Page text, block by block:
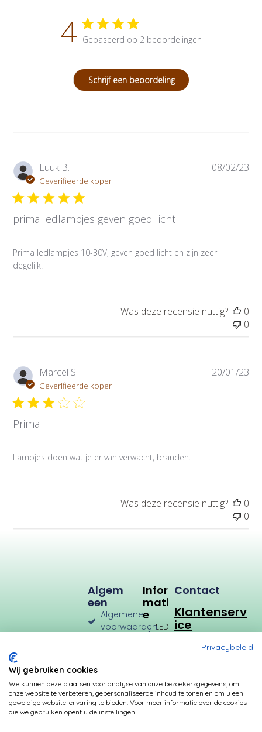
4 Gebaseerd op 2 beoordelingen
Schrijf een beoordeling
Luuk B.
Geverifieerde koper
prima ledlampjes geven goed licht
Prima ledlampjes 10-30V, geven goed licht en zijn zeer
degelijk.
P
a
t
08/02/23
Was deze recensie nuttig?
0
0
Marcel S.
Geverifieerde koper
Prima
Lampjes doen wat je er van verwacht, branden.
P
d
a
20/01/23
Was deze recensie nuttig?
0
0
Infor
Mati
E
LED
Verbruik
Kleurtemperatuur
Algem
Een
Algemene
voorwaarden
Privacybeleid
Betalingsmogelijkheden
Contact
Klantenserv
ice
Privacybeleid
Wij gebruiken cookies
We kunnen deze plaatsen voor analyse van onze bezoekersgegevens, om
onze website te verbeteren, gepersonaliseerde inhoud te tonen en om u een
geweldige website-ervaring te bieden. Voor meer informatie over de cookies
die we gebruiken opent u de instellingen.